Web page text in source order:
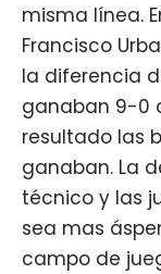
misma línea.
Francisco
la diferencia
ganaban 9-0
resultado las
ganaban. La
técnico y las
sea mas
campo de